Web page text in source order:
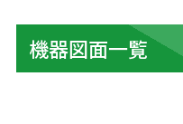
機器図面一覧